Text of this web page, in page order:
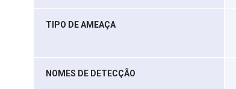
TIPO DE AMEAÇA
NOMES DE DETECÇÃO